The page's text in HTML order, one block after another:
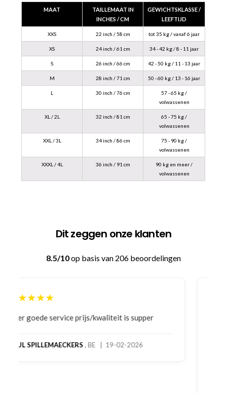
MAAT
TAILLEMAAT IN
INCHES / CM
GEWICHTSKLASSE /
LEEFTIJD
XXS 22 inch / 58 cm tot 35 kg / vanaf 6 jaar
XS 24 inch / 61 cm 34 - 42 kg / 8 - 11 jaar
S 26 inch / 66 cm 42 - 50 kg / 11 - 13 jaar
M 28 inch / 71 cm 50 - 60 kg / 13 - 16 jaar
L 30 inch / 76 cm
57 - 65 kg /
volwassenen
XL / 2L 32 inch / 81 cm
65 - 75 kg /
volwassenen
XXL / 3L 34 inch / 86 cm
75 - 90 kg /
volwassenen
XXXL / 4L 36 inch / 91 cm
90 kg en meer /
volwassenen
Dit zeggen onze klanten
8.5/10op basis van 206 beoordelingen
★★★★★
Bestelling gedaan vanwege goede prijzen en
bestelling al ontvangen met gifts, waardoor je